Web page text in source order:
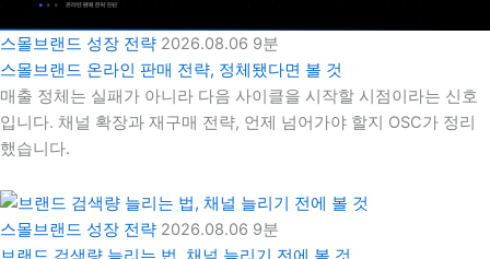
스몰브랜드 성장 전략 2026.08.06 9분
스몰브랜드 온라인 판매 전략, 정체됐다면 볼 것
매출 정체는 실패가 아니라 다음 사이클을 시작할 시점이라는 신호
입니다. 채널 확장과 재구매 전략, 언제 넘어가야 할지 OSC가 정리
했습니다.
스몰브랜드 성장 전략 2026.08.06 9분